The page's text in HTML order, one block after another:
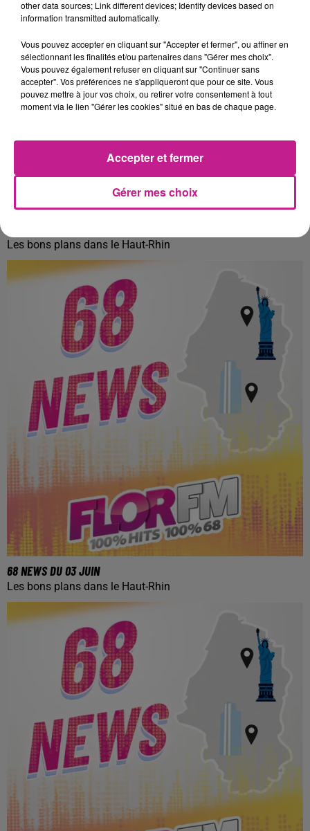
Les bons plans dans le Haut-Rhin
68 NEWS DU 03 JUIN
Les bons plans dans le Haut-Rhin
other data sources; Link different devices; Identify devices based on
information transmitted automatically.
Vous pouvez accepter en cliquant sur "Accepter et fermer", ou affiner en
sélectionnant les finalités et/ou partenaires dans "Gérer mes choix".
Vous pouvez également refuser en cliquant sur "Continuer sans
accepter". Vos préférences ne s'appliqueront que pour ce site. Vous
pouvez mettre à jour vos choix, ou retirer votre consentement à tout
moment via le lien "Gérer les cookies" situé en bas de chaque page.
Gérer mes choix
Accepter et fermer